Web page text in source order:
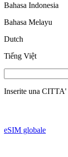
Bahasa Indonesia
Bahasa Melayu
Dutch
Tiếng Việt
Inserite una CITTA'
eSIM globale